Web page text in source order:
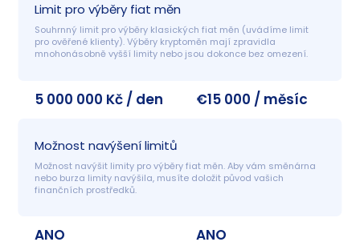
Limit pro výběry fiat měn
Souhrnný limit pro výběry klasických fiat měn (uvádíme limit
pro ověřené klienty). Výběry kryptoměn mají zpravidla
mnohonásobně vyšší limity nebo jsou dokonce bez omezení.
5 000 000 Kč / den €15 000 / měsíc
Možnost navýšení limitů
Možnost navýšit limity pro výběry fiat měn. Aby vám směnárna
nebo burza limity navýšila, musíte doložit původ vašich
finančních prostředků.
ANO ANO